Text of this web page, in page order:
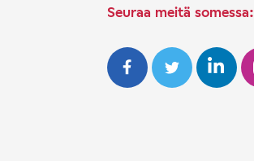
Seuraa meitä somessa: